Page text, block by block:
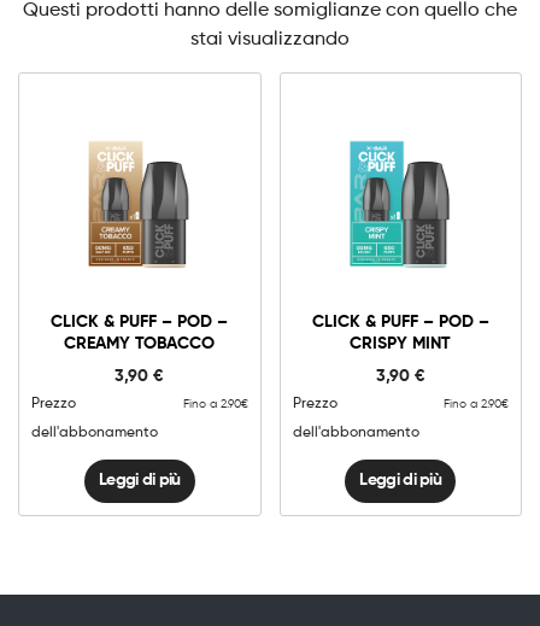
Questi prodotti hanno delle somiglianze con quello che
stai visualizzando
CLICK & PUFF – POD –
CREAMY TOBACCO
3,90€
Prezzo
dell'abbonamento
Fino a 2.90€
Leggi di più
CLICK & PUFF – POD –
CRISPY MINT
3,90 €
Prezzo
dell'abbonamento
Fino a 2.90€
Leggi di più